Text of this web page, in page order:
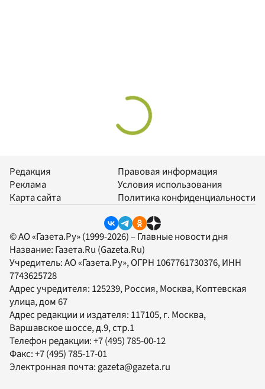
Редакция
Реклама
Карта сайта
Правовая информация
Условия использования
Политика конфиденциальности
© АО «Газета.Ру» (1999-2026) – Главные новости дня
Название: Газета.Ru (Gazeta.Ru)
Учредитель:АО «Газета.Ру», ОГРН 1067761730376, ИНН
7743625728
Адрес учредителя: 125239, Россия, Москва, Коптевская
улица, дом 67
Адрес редакции и издателя: 117105, г. Москва,
Варшавское шоссе, д.9, стр.1
Телефон редакции:+7 (495) 785-00-12
Факс:+7 (495) 785-17-01
Электронная почта:gazeta@gazeta.ru